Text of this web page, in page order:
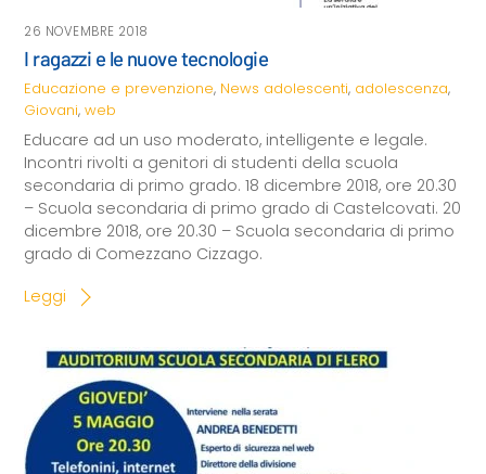
26 NOVEMBRE 2018
I ragazzi e le nuove tecnologie
Educazione e prevenzione, News adolescenti, adolescenza,
Giovani,web
Educare ad un uso moderato, intelligente e legale.
Incontri rivolti a genitori di studenti della scuola
secondaria di primo grado. 18 dicembre 2018, ore 20.30
– Scuola secondaria di primo grado di Castelcovati. 20
dicembre 2018, ore 20.30 – Scuola secondaria di primo
grado di Comezzano Cizzago.
Leggi